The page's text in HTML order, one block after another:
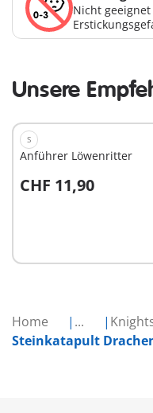
Home ...
Steinkatapult
Nicht
Unsere
S
Anführer Löwenritter
CHF 11,90
In den Warenkorb